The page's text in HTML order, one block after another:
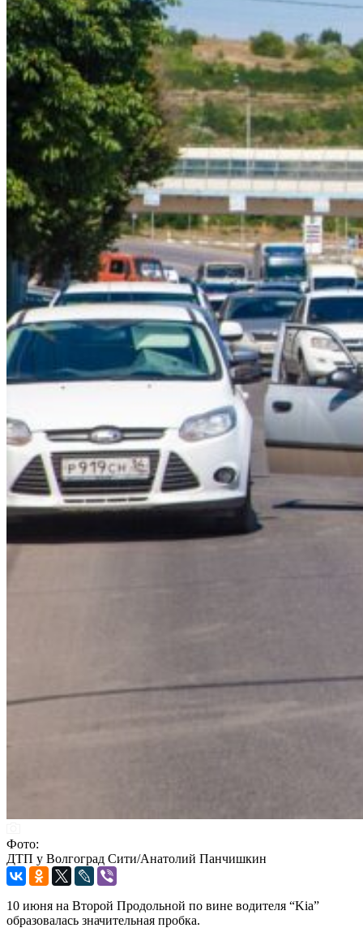
Фото:
ДТП у Волгоград Сити/Анатолий Панчишкин
10 июня на Второй Продольной по вине водителя “Kia”
образовалась значительная пробка.